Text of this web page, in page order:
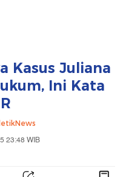
Kasus Juliana
Ini Kata
23:48 WIB